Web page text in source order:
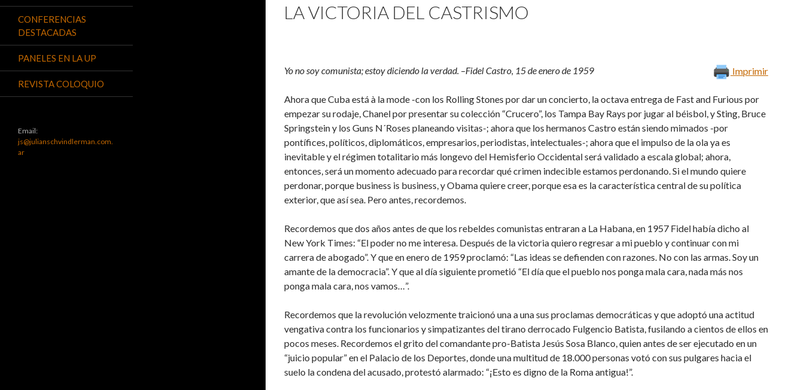
LA VICTORIA DEL CASTRISMO
Imprimir
Yo no soy comunista; estoy diciendo la verdad. –Fidel Castro, 15 de enero de 1959
Ahora que Cuba está à la mode -con los Rolling Stones por dar un concierto, la octava entrega de Fast and Furious por
empezar su rodaje, Chanel por presentar su colección “Crucero”, los Tampa Bay Rays por jugar al béisbol, y Sting, Bruce
Springstein y los Guns N´Roses planeando visitas-; ahora que los hermanos Castro están siendo mimados -por
pontífices, políticos, diplomáticos, empresarios, periodistas, intelectuales-; ahora que el impulso de la ola ya es
inevitable y el régimen totalitario más longevo del Hemisferio Occidental será validado a escala global; ahora,
entonces, será un momento adecuado para recordar qué crimen indecible estamos perdonando. Si el mundo quiere
perdonar, porque business is business, y Obama quiere creer, porque esa es la característica central de su política
exterior, que así sea. Pero antes, recordemos.
Recordemos que dos años antes de que los rebeldes comunistas entraran a La Habana, en 1957 Fidel había dicho al
New York Times: “El poder no me interesa. Después de la victoria quiero regresar a mi pueblo y continuar con mi
carrera de abogado”. Y que en enero de 1959 proclamó: “Las ideas se defienden con razones. No con las armas. Soy un
amante de la democracia”. Y que al día siguiente prometió “El día que el pueblo nos ponga mala cara, nada más nos
ponga mala cara, nos vamos…”.
Recordemos que la revolución velozmente traicionó una a una sus proclamas democráticas y que adoptó una actitud
vengativa contra los funcionarios y simpatizantes del tirano derrocado Fulgencio Batista, fusilando a cientos de ellos en
pocos meses. Recordemos el grito del comandante pro-Batista Jesús Sosa Blanco, quien antes de ser ejecutado en un
“juicio popular” en el Palacio de los Deportes, donde una multitud de 18.000 personas votó con sus pulgares hacia el
suelo la condena del acusado, protestó alarmado: “¡Esto es digno de la Roma antigua!”.
CONFERENCIAS
DESTACADAS
PANELES EN LA UP
REVISTA COLOQUIO
Email:
js@julianschvindlerman.com.
ar